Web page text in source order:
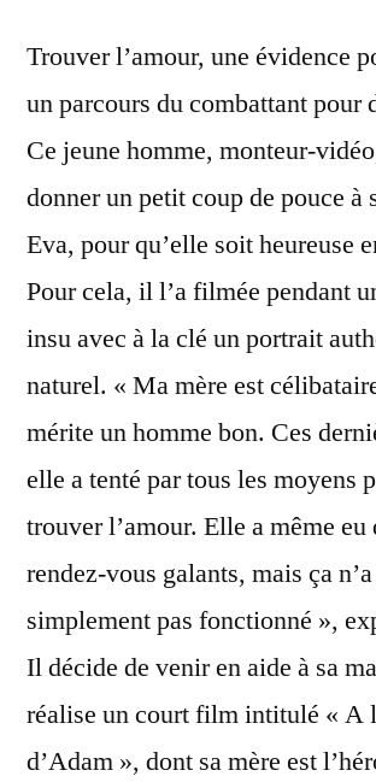
Trouver l’amour, une évidence
un parcours du combattant pour
Ce jeune homme, monteur-
donner un petit coup de pouce à
Eva, pour qu’elle soit heureuse
Pour cela, il l’a filmée pendant
insu avec à la clé un portrait
naturel. « Ma mère est
mérite un homme bon. Ces
elle a tenté par tous les moyens
trouver l’amour. Elle a même eu
rendez-vous galants, mais ça
simplement pas fonctionné »,
Il décide de venir en aide à sa
réalise un court film intitulé « A
d’Adam », dont sa mère est